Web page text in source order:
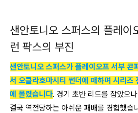
샌안토니오 스퍼스의 플레이
런 팍스의 부진
샌안토니오 스퍼스가 플레이오프 서부 콘
서 오클라호마시티 썬더에 패하며 시리즈
에 몰렸습니다. 경기 초반 리드를 잡았으
결국 역전당하는 아쉬운 패배를 경험했습